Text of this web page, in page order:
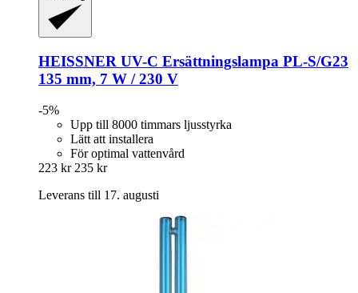
HEISSNER UV-​C Ersättningslampa PL-​S/G23
135 mm, 7 W / 230 V
-5%
Upp till 8000 timmars ljusstyrka
Lätt att installera
För optimal vattenvård
223 kr 235 kr
Leverans till 17. augusti